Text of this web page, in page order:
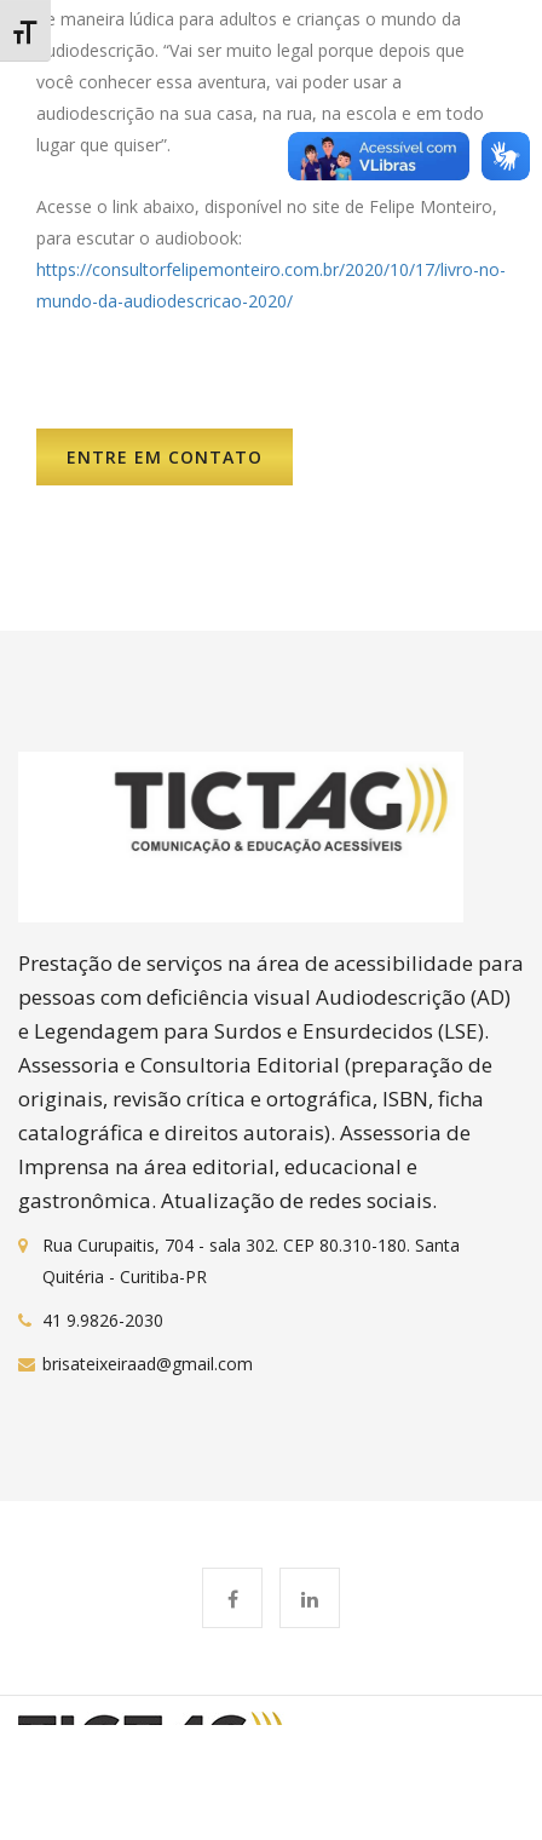
Alternar Tamanho da Fonte
de maneira lúdica para adultos e crianças o mundo da
audiodescrição. “Vai ser muito legal porque depois que
você conhecer essa aventura, vai poder usar a
audiodescrição na sua casa, na rua, na escola e em todo
lugar que quiser”.
Acesse o link abaixo, disponível no site de Felipe Monteiro,
para escutar o audiobook:
https://consultorfelipemonteiro.com.br/2020/10/17/livro-no-
mundo-da-audiodescricao-2020/
ENTRE EM CONTATO
Prestação de serviços na área de acessibilidade para
pessoas com deficiência visual Audiodescrição (AD)
e Legendagem para Surdos e Ensurdecidos (LSE).
Assessoria e Consultoria Editorial (preparação de
originais, revisão crítica e ortográfica, ISBN, ficha
catalográfica e direitos autorais). Assessoria de
Imprensa na área editorial, educacional e
gastronômica. Atualização de redes sociais.
Rua Curupaitis, 704 - sala 302. CEP 80.310-180. Santa
Quitéria - Curitiba-PR
41 9.9826-2030
brisateixeiraad@gmail.com